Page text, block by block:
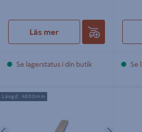
Läs mer
Se lagerstatus i din butik Se
YTTERPANEL 22X70X4800
OBEHANDLAD G4-2
Längd: 4800mm